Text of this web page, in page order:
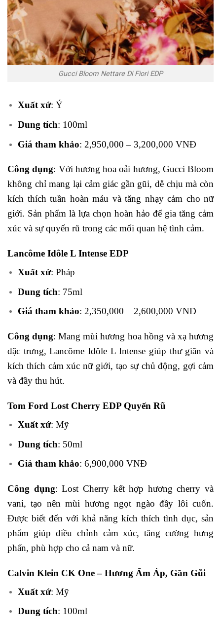
Gucci Bloom Nettare Di Fiori EDP
Xuất xứ: Ý
Dung tích: 100ml
Giá tham khảo: 2,950,000 – 3,200,000 VNĐ
Công dụng: Với hương hoa oải hương, Gucci Bloom
không chỉ mang lại cảm giác gần gũi, dễ chịu mà còn
kích thích tuần hoàn máu và tăng nhạy cảm cho nữ
giới. Sản phẩm là lựa chọn hoàn hảo để gia tăng cảm
xúc và sự quyến rũ trong các mối quan hệ tình cảm.
Lancôme Idôle L Intense EDP
Xuất xứ: Pháp
Dung tích: 75ml
Giá tham khảo: 2,350,000 – 2,600,000 VNĐ
Công dụng: Mang mùi hương hoa hồng và xạ hương
đặc trưng, Lancôme Idôle L Intense giúp thư giãn và
kích thích cảm xúc nữ giới, tạo sự chủ động, gợi cảm
và đầy thu hút.
Tom Ford Lost Cherry EDP Quyến Rũ
Xuất xứ: Mỹ
Dung tích: 50ml
Giá tham khảo: 6,900,000 VNĐ
Công dụng: Lost Cherry kết hợp hương cherry và
vani, tạo nên mùi hương ngọt ngào đầy lôi cuốn.
Được biết đến với khả năng kích thích tình dục, sản
phẩm giúp điều chỉnh cảm xúc, tăng cường hưng
phấn, phù hợp cho cả nam và nữ.
Calvin Klein CK One – Hương Ấm Áp, Gần Gũi
Xuất xứ: Mỹ
Dung tích: 100ml